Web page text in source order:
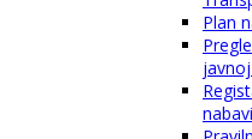
Plan
nabavi